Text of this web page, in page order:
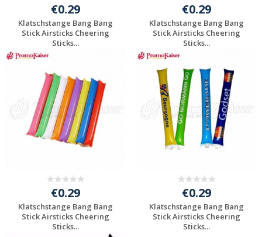
€0.29
Klatschstange Bang Bang
Stick Airsticks Cheering
Sticks...
Individuelle
Werbeartikel
anfragen
€0.29
Klatschstange Bang Bang
Stick Airsticks Cheering
Sticks...
Individuelle
Werbeartikel
anfragen
€0.29
Klatschstange Bang Bang
Stick Airsticks Cheering
Sticks...
€0.29
Klatschstange Bang Bang
Stick Airsticks Cheering
Sticks...